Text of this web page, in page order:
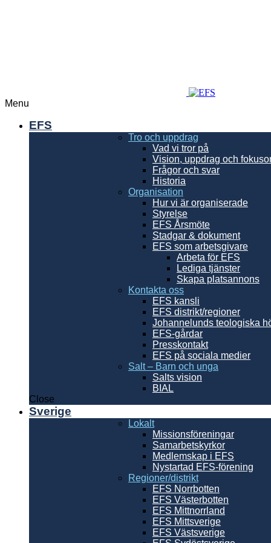
Menu
EFS
Tro och uppdrag
Vad vi tror på
Vision, uppdrag och
Frågor och svar
Historia
Organisation
Hur vi är organiserade
Styrelse
EFS Årsmöte
Stadgar & dokument
EFS som arbetsgivare
Arbeta för EFS
Lediga tjänster
Skapa platsannons
Kontakta oss
EFS kansli
EFS distrikt/regioner
Johannelunds teologiska
EFS-gårdar
Presskontakt
EFS på sociala medier
Salt – Barn och unga
Salts vision
BIAL
Close
Sverige
Lokalt
Missionsföreningar
Samarbetskyrkor
Medlemskap i EFS
Nystartad EFS-förening
Regioner/distrikt
EFS Norrbotten
EFS Västerbotten
EFS Mittnorrland
EFS Mittsverige
EFS Västsverige